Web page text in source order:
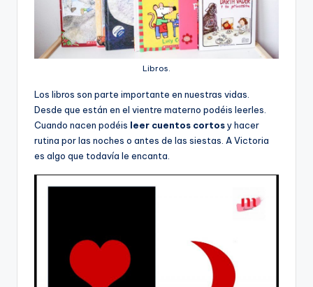
Libros.
Los libros son parte importante en nuestras vidas.
Desde que están en el vientre materno podéis leerles.
Cuando nacen podéis leer cuentos cortosy hacer
rutina por las noches o antes de las siestas. A Victoria
es algo que todavía le encanta.